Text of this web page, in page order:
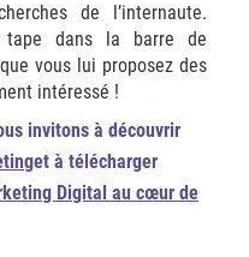
de l’internaute.
tape dans la barre de
vous lui proposez des
intéressé !
invitons à découvrir
et à télécharger
Digital au cœur de